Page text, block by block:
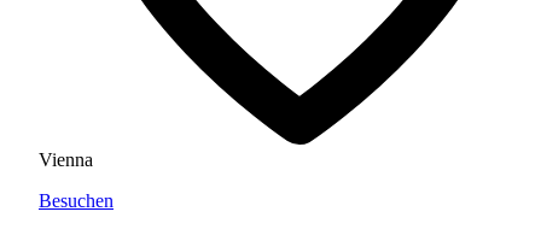
Vienna
Besuchen